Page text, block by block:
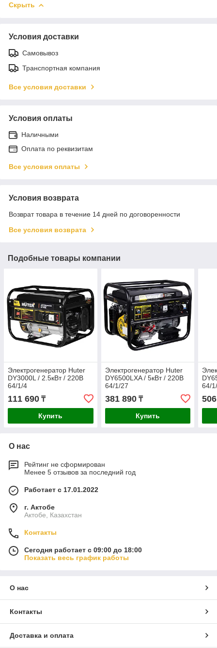
Скрыть
Условия доставки
Самовывоз
Транспортная компания
Все условия доставки
Условия оплаты
Наличными
Оплата по реквизитам
Все условия оплаты
Условия возврата
Возврат товара в течение 14 дней по договоренности
Все условия возврата
Подобные товары компании
Электрогенератор Huter
DY3000L / 2.5кВт / 220В
64/1/4
111 690 ₸
Купить
Электрогенератор Huter
DY6500LXA / 5кВт / 220В
64/1/27
381 890₸
Купить
64/
О нас
Рейтинг не сформирован
Менее 5 отзывов за последний год
Работает с 17.01.2022
г. Актобе
Актобе, Казахстан
Контакты
Сегодня работает с 09:00 до 18:00
Показать весь график работы
О нас
Контакты
Доставка и оплата